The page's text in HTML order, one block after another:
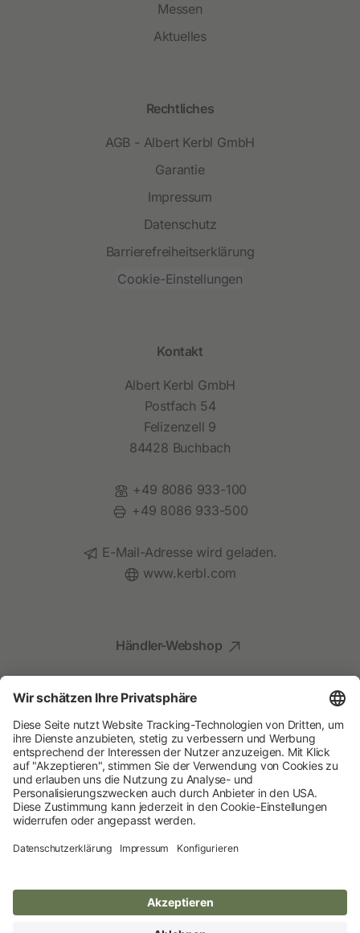
Messen
Aktuelles
Rechtliches
AGB - Albert Kerbl GmbH
Garantie
Impressum
Datenschutz
Barrierefreiheitserklärung
Cookie-Einstellungen
Kontakt
Albert Kerbl GmbH
Postfach 54
Felizenzell 9
84428 Buchbach
Telefon:
+49 8086 933-100
Fax:
+49 8086 933-500
E-Mail:
E-Mail-Adresse wird geladen.
Website:
www.kerbl.com
Händler-Webshop
Social Media
Kompetenz für Ihr Tier
Albert Kerbl GmbH